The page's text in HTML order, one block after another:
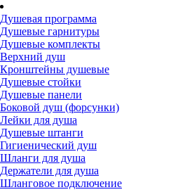
Душевая программа
Душевые гарнитуры
Душевые комплекты
Верхний душ
Кронштейны душевые
Душевые стойки
Душевые панели
Боковой душ (форсунки)
Лейки для душа
Душевые штанги
Гигиенический душ
Шланги для душа
Держатели для душа
Шланговое подключение